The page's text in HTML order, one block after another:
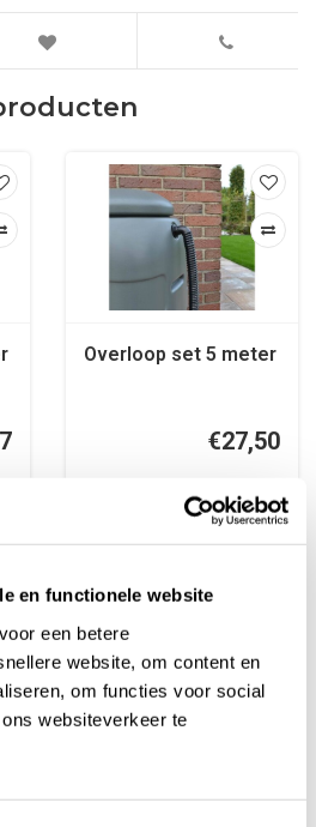
en functionele website
een betere
website, om content en
om functies voor social
websiteverkeer te
Overloop set 5 meter
€27,50
Meer info